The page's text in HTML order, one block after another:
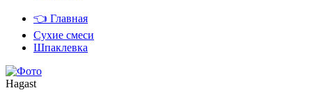
👈 Главная
Сухие смеси
Шпаклевка
Hagast